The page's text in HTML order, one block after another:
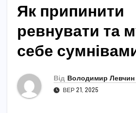
Як припинити
ревнувати та
себе
Від Володимир Левчин
ВЕР 21, 2025